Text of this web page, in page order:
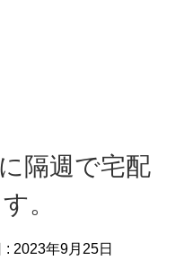
隔週で宅配
。
: 2023年9月25日